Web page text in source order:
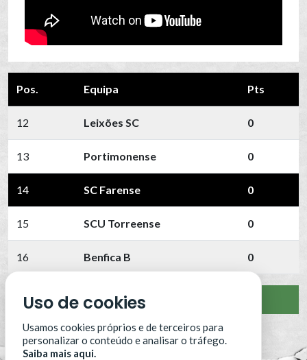
Pos. Equipa Pts
12 Leixões SC 0
13 Portimonense 0
14 SC Farense 0
15 SCU Torreense 0
16 Benfica B 0
VER CLASSIFICAÇÃO COMPLETA
Uso de cookies
Usamos cookies próprios e de terceiros para
personalizar o conteúdo e analisar o tráfego.
Saiba mais aqui.